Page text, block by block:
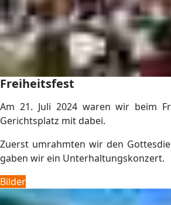
Freiheitsfest
Am 21. Juli 2024 waren wir beim
Gerichtsplatz mit dabei.
Zuerst umrahmten wir den
gaben wir ein Unterhaltungskonzert.
Bilder